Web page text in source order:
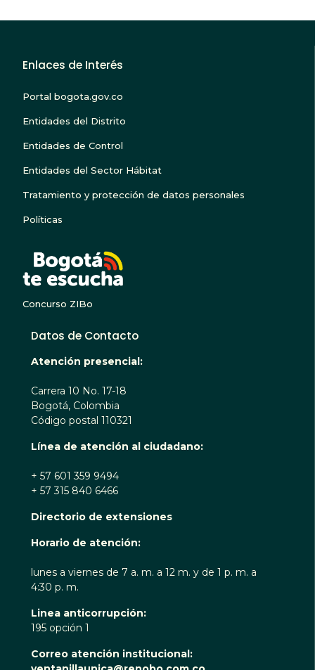
Enlaces de Interés
Portal bogota.gov.co
Entidades del Distrito
Entidades de Control
Entidades del Sector Hábitat
Tratamiento y protección de datos personales
Políticas
Concurso ZIBo
Datos de Contacto
Atención presencial:
Carrera 10 No. 17-18
Bogotá, Colombia
Código postal 110321
Línea de atención al ciudadano:
+ 57 601 359 9494
+ 57 315 840 6466
Directorio de extensiones
Horario de atención:
lunes a viernes de 7 a. m. a 12 m. y de 1 p. m. a
4:30 p. m.
Linea anticorrupción:
195 opción 1
Correo atención institucional: